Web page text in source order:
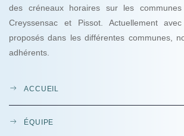
des créneaux horaires sur les
Creyssensac et Pissot. Actuellement
proposés dans les différentes communes,
adhérents.
ACCUEIL
ÉQUIPE